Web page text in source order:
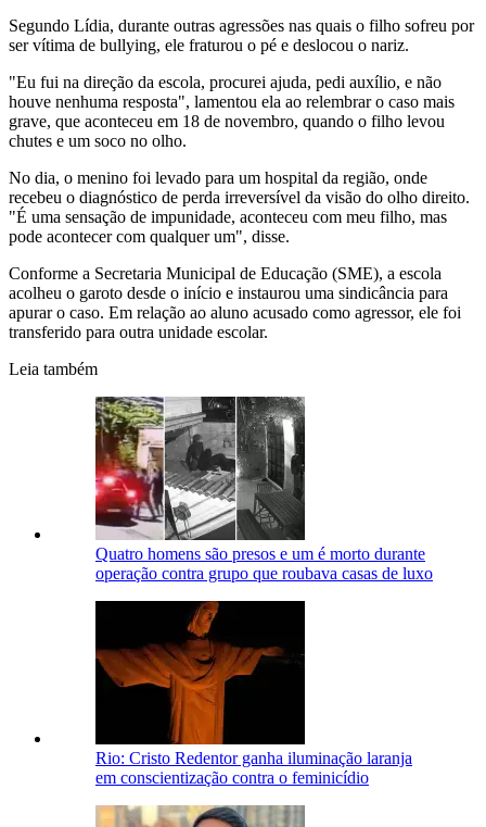
Segundo Lídia, durante outras agressões nas quais o filho sofreu por
ser vítima de bullying, ele fraturou o pé e deslocou o nariz.
"Eu fui na direção da escola, procurei ajuda, pedi auxílio, e não
houve nenhuma resposta", lamentou ela ao relembrar o caso mais
grave, que aconteceu em 18 de novembro, quando o filho levou
chutes e um soco no olho.
No dia, o menino foi levado para um hospital da região, onde
recebeu o diagnóstico de perda irreversível da visão do olho direito.
"É uma sensação de impunidade, aconteceu com meu filho, mas
pode acontecer com qualquer um", disse.
Conforme a Secretaria Municipal de Educação (SME), a escola
acolheu o garoto desde o início e instaurou uma sindicância para
apurar o caso. Em relação ao aluno acusado como agressor, ele foi
transferido para outra unidade escolar.
Leia também
Quatro homens são presos e um é morto durante
operação contra grupo que roubava casas de luxo
Rio: Cristo Redentor ganha iluminação laranja
em conscientização contra o feminicídio